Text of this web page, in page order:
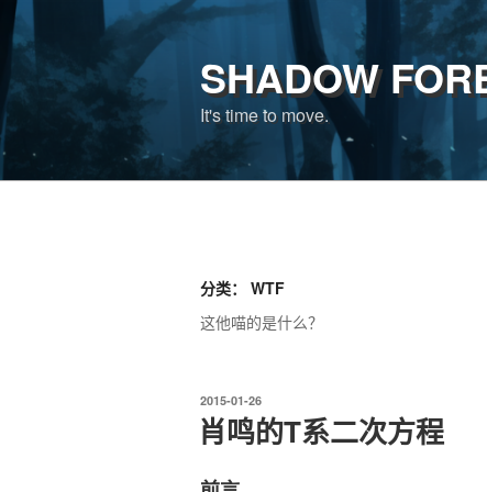
跳
至
容
SHADOW
It's time to move.
分类：WTF
这他喵的是什么？
发
布
于
2015-01-26
肖鸣的T系二次方程